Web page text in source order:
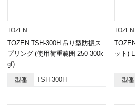
TOZEN
TOZEN TSH-300H 吊り型防振ス
プリング (使用荷重範囲 250-300k
gf)
型番 TSH-300H
TOZEN
ット)
型番